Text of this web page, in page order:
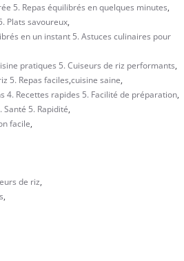
5. Repas équilibrés en quelques minutes,
Plats savoureux,
en un instant 5. Astuces culinaires pour
pratiques 5. Cuiseurs de riz performants,
5. Repas faciles,cuisine saine,
4. Recettes rapides 5. Facilité de préparation,
5. Rapidité,
facile,
de riz,
,